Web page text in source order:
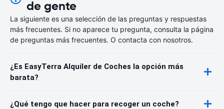
de gente
La siguiente es una selección de las preguntas y respuestas
más frecuentes. Si no aparece tu pregunta, consulta la página
de preguntas más frecuentes. O contacta con nosotros.
¿Es EasyTerra Alquiler de Coches la opción más
barata?
¿Qué tengo que hacer para recoger un coche?